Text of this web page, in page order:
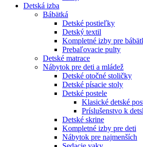
Detská izba
Bábätká
Detské postieľky
Detský textil
Kompletné izby pre
Prebaľovacie pulty
Detské matrace
Nábytok pre deti a mládež
Detské otočné stoličky
Detské písacie stoly
Detské postele
Klasické detské
Príslušenstvo k
Detské skrine
Kompletné izby pre deti
Nábytok pre najmenších